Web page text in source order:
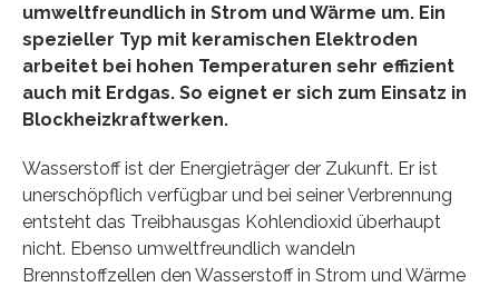
umweltfreundlich in Strom und Wärme um. Ein
spezieller Typ mit keramischen Elektroden
arbeitet bei hohen Temperaturen sehr effizient
auch mit Erdgas. So eignet er sich zum Einsatz in
Blockheizkraftwerken.
Wasserstoff ist der Energieträger der Zukunft. Er ist
unerschöpflich verfügbar und bei seiner Verbrennung
entsteht das Treibhausgas Kohlendioxid überhaupt
nicht. Ebenso umweltfreundlich wandeln
Brennstoffzellen den Wasserstoff in Strom und Wärme